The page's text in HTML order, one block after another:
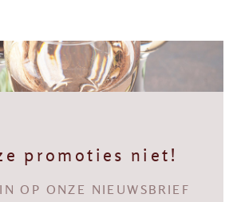
promoties niet!
OP ONZE NIEUWSBRIEF